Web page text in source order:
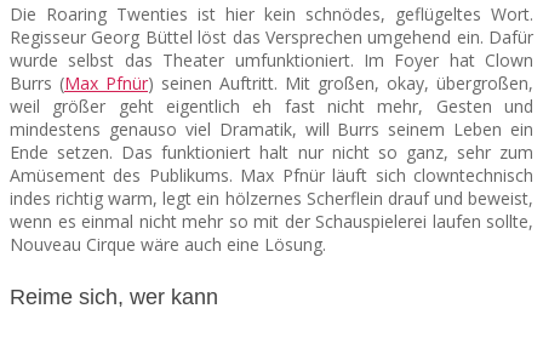
Die Roaring Twenties ist hier kein schnödes, geflügeltes Wort.
Regisseur Georg Büttel löst das Versprechen umgehend ein. Dafür
wurde selbst das Theater umfunktioniert. Im Foyer hat Clown
Burrs (Max Pfnür) seinen Auftritt. Mit großen, okay, übergroßen,
weil größer geht eigentlich eh fast nicht mehr, Gesten und
mindestens genauso viel Dramatik, will Burrs seinem Leben ein
Ende setzen. Das funktioniert halt nur nicht so ganz, sehr zum
Amüsement des Publikums. Max Pfnür läuft sich clowntechnisch
indes richtig warm, legt ein hölzernes Scherflein drauf und beweist,
wenn es einmal nicht mehr so mit der Schauspielerei laufen sollte,
Nouveau Cirque wäre auch eine Lösung.
Reime sich, wer kann